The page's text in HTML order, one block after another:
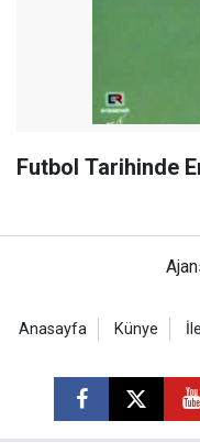
Futbol Tarihinde
Anasayfa Künye